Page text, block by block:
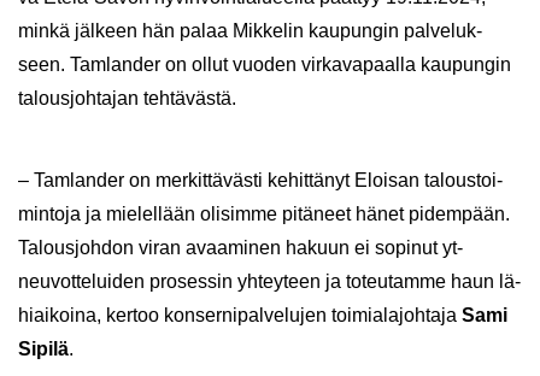
minkä jäl­keen hän palaa Mik­ke­lin kau­pun­gin pal­ve­luk­
seen. Tam­lan­der on ollut vuo­den vir­ka­va­paal­la kau­pun­gin
ta­lous­joh­ta­jan teh­tä­väs­tä.
– Tam­lan­der on mer­kit­tä­väs­ti ke­hit­tä­nyt Eloi­san ta­lous­toi­
min­to­ja ja mie­lel­lään oli­sim­me pi­tä­neet hänet pi­dem­pään.
Ta­lous­joh­don viran avaa­mi­nen ha­kuun ei so­pi­nut yt-​
neuvotteluiden pro­ses­sin yh­tey­teen ja to­teu­tam­me haun lä­
hiai­koi­na, ker­too kon­ser­ni­pal­ve­lu­jen toi­mia­la­joh­ta­ja Sami
Si­pi­lä.